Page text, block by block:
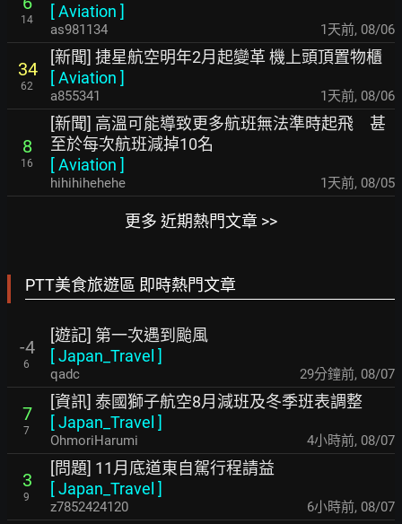
14
[Aviation ]
as981134 1天前, 08/06
34
62
[新聞] 捷星航空明年2月起變革 機上頭頂置物櫃
[Aviation ]
a855341 1天前, 08/06
8
16
[新聞] 高溫可能導致更多航班無法準時起飛 甚
至於每次航班減掉10名
[Aviation ]
hihihihehehe 1天前, 08/05
更多 近期熱門文章 >>
PTT美食旅遊區 即時熱門文章
-4
6
[遊記] 第一次遇到颱風
[Japan_Travel ]
qadc 29分鐘前, 08/07
7
7
[資訊] 泰國獅子航空8月減班及冬季班表調整
[Japan_Travel ]
OhmoriHarumi 4小時前, 08/07
3
9
[問題] 11月底道東自駕行程請益
[Japan_Travel ]
z7852424120 6小時前, 08/07